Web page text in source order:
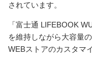
されています。
「富士通 LIFEBOOK
を維持しながら大容量
WEBストアのカスタマ